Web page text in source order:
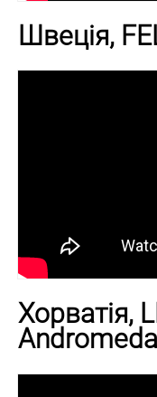
Швеція,
Хорватія,
Andromeda